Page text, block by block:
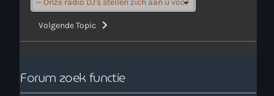
Volgende Topic
Forum zoek functie